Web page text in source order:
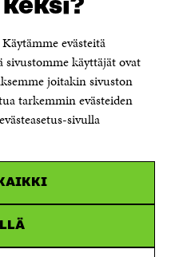
evästeitä
sivustomme käyttäjät ovat
joitakin sivuston
tarkemmin evästeiden
sivulla